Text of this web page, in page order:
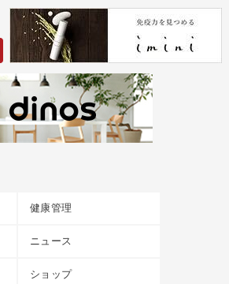
健康管理
ニュース
ショップ